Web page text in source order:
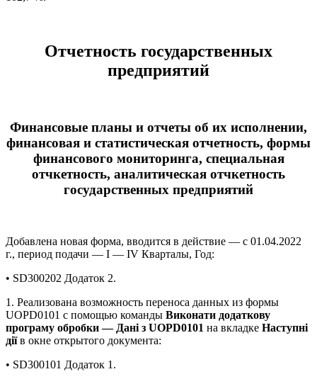
Отчетность государственных
предприятий
Финансовые планы и отчеты об их исполнении,
финансовая и статистическая отчетность, формы
финансового мониторинга, специальная
отчкетность, аналитическая отчкетность
государственных предприятий
Добавлена новая форма, вводится в действие — с 01.04.2022
г., период подачи — І — IV Кварталы, Год:
• SD300202 Додаток 2.
1. Реализована возможность переноса данных из формы
UOPD0101 с помощью команды Виконати додаткову
програму обробки — Дані з UOPD0101 на вкладке Наступні
діїв окне открытого документа:
• SD300101 Додаток 1.